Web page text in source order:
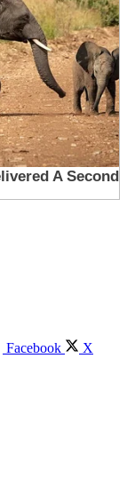
Facebook X